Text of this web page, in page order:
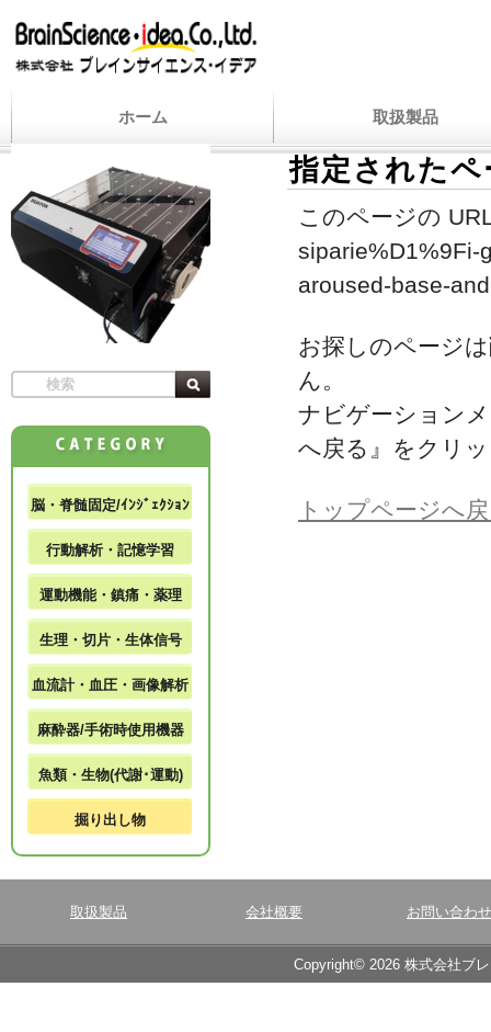
ホーム 取扱製品
指定された
このページの
siparie%D1%9Fi-
aroused-base-
お探しのページ
ん。
ナビゲーション
へ戻る』をクリ
トップページへ
脳・脊髄固定/ｲﾝｼﾞｪｸｼｮﾝ
行動解析・記憶学習
運動機能・鎮痛・薬理
生理・切片・生体信号
血流計・血圧・画像解析
麻酔器/手術時使用機器
魚類・生物(代謝･運動)
掘り出し物
取扱製品 会社概要 お問い合わせ
Copyright© 2026 株式会社ブ